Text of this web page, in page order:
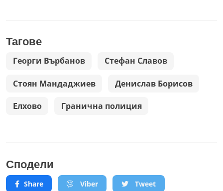
Тагове
Георги Върбанов Стефан Славов
Стоян Мандаджиев Денислав Борисов
Елхово Гранична полиция
Сподели
Share Viber Tweet